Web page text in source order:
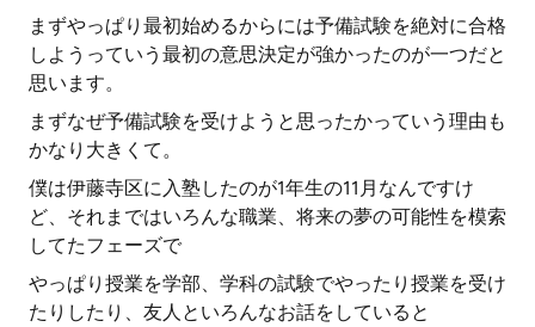
まずやっぱり最初始めるからには予備試験を絶対に合格
しようっていう最初の意思決定が強かったのが一つだと
思います。
まずなぜ予備試験を受けようと思ったかっていう理由も
かなり大きくて。
僕は伊藤寺区に入塾したのが1年生の11月なんですけ
ど、それまではいろんな職業、将来の夢の可能性を模索
してたフェーズで
やっぱり授業を学部、学科の試験でやったり授業を受け
たりしたり、友人といろんなお話をしていると